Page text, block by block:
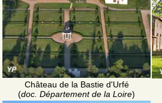
Château de la Bastie d'Urfé
(doc. Département de la Loire)